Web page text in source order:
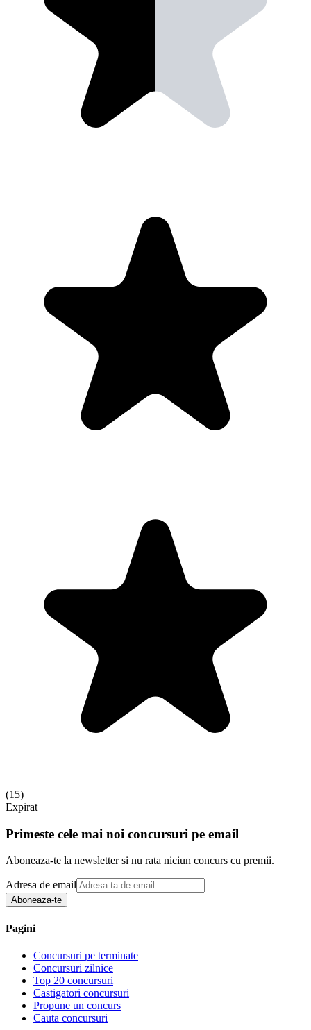
(15)
Expirat
Primeste cele mai noi concursuri pe email
Aboneaza-te la newsletter si nu rata niciun concurs cu premii.
Adresa de email
Aboneaza-te
Pagini
Concursuri pe terminate
Concursuri zilnice
Top 20 concursuri
Castigatori concursuri
Propune un concurs
Cauta concursuri